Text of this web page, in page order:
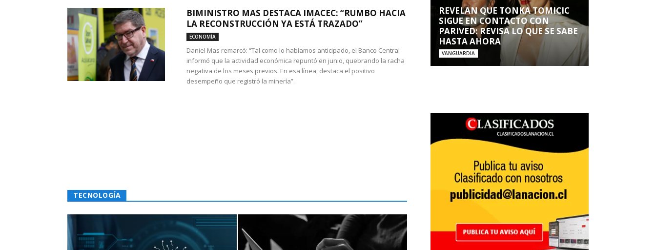
BIMINISTRO MAS DESTACA IMACEC: “RUMBO HACIA
LA RECONSTRUCCIÓN YA ESTÁ TRAZADO”
ECONOMÍA
Daniel Mas remarcó: “Tal como lo habíamos anticipado, el Banco Central
informó que la actividad económica repuntó en junio, quebrando la racha
negativa de los meses previos. En esa línea, destaca el positivo
desempeño que registró la minería”.
TECNOLOGÍA
REVELAN QUE TONKA TOMICIC
SIGUE EN CONTACTO CON
PARIVED: REVISA LO QUE SE SABE
HASTA AHORA
VANGUARDIA